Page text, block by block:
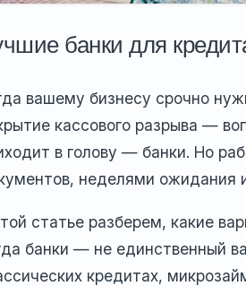
банки для
вашему бизнесу срочно
кассового разрыва —
в голову — банки. Но
неделями ожидания
статье разберем, какие
банки — не единственный
кредитах,